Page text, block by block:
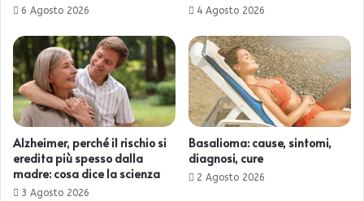
6 Agosto 2026 4 Agosto 2026
Alzheimer, perché il rischio si
eredita più spesso dalla
madre: cosa dice la scienza
3 Agosto 2026
Basalioma: cause, sintomi,
diagnosi, cure
2 Agosto 2026